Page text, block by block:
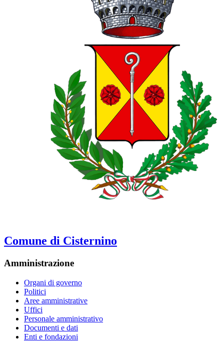
Comune di Cisternino
Amministrazione
Organi di governo
Politici
Aree amministrative
Uffici
Personale amministrativo
Documenti e dati
Enti e fondazioni